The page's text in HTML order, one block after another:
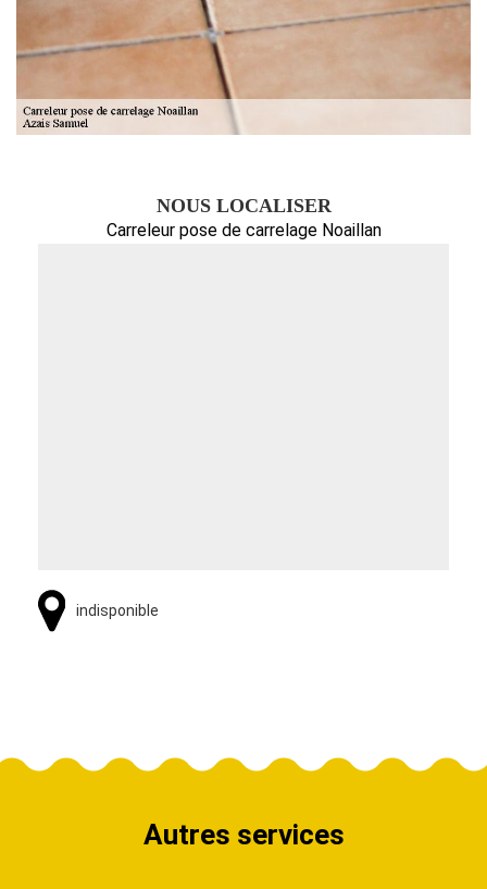
NOUS LOCALISER
Carreleur pose de carrelage Noaillan
indisponible
Autres services